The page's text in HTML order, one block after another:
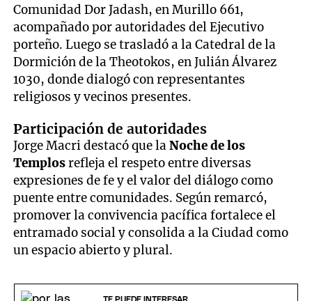
Comunidad Dor Jadash, en Murillo 661,
acompañado por autoridades del Ejecutivo
porteño. Luego se trasladó a la Catedral de la
Dormición de la Theotokos, en Julián Álvarez
1030, donde dialogó con representantes
religiosos y vecinos presentes.
Participación de autoridades
Jorge Macri destacó que laNoche de los
Templosrefleja el respeto entre diversas
expresiones de fe y el valor del diálogo como
puente entre comunidades. Según remarcó,
promover la convivencia pacífica fortalece el
entramado social y consolida a la Ciudad como
un espacio abierto y plural.